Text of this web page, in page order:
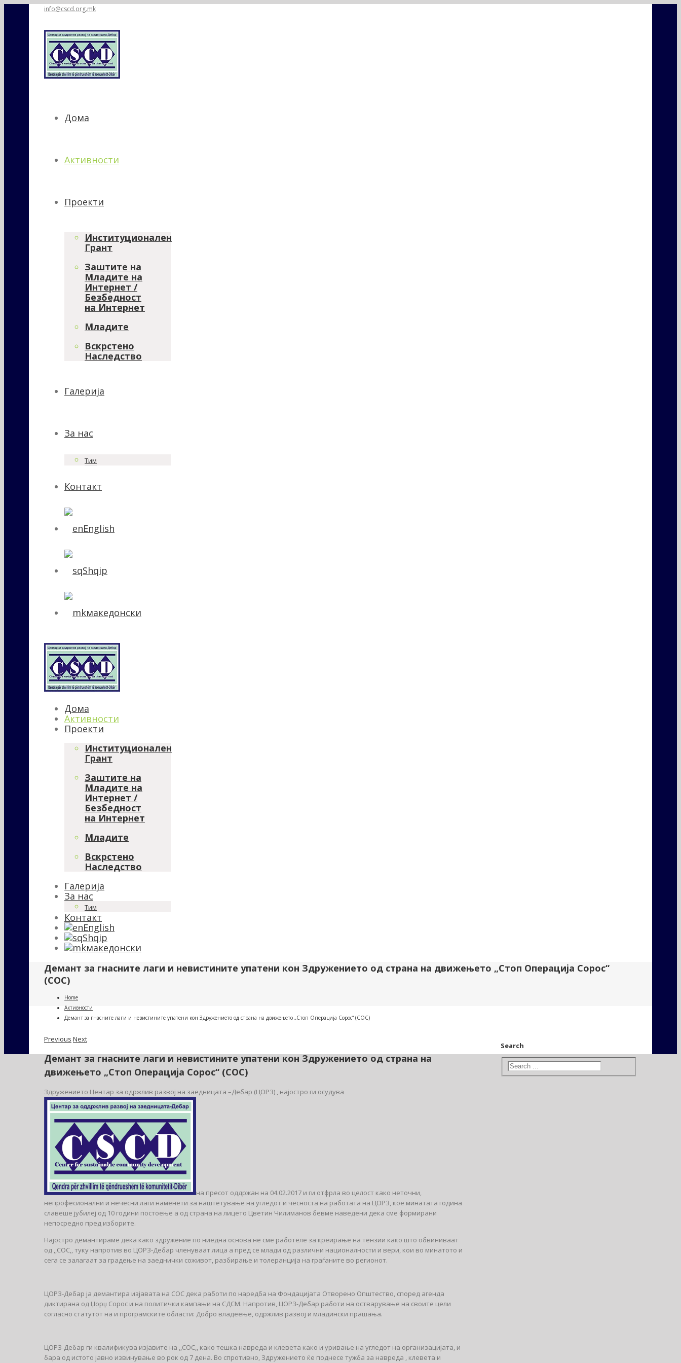
info@cscd.org.mk
Дома
Активности
Проекти
Институционален
Грант
Заштите на
Младите на
Интернет /
Безбедност
на Интернет
Младите
Вскрстено
Наследство
Галерија
За нас
Тим
Контакт
English
Shqip
македонски
Дома
Активности
Проекти
Институционален
Грант
Заштите на
Младите на
Интернет /
Безбедност
на Интернет
Младите
Вскрстено
Наследство
Галерија
За нас
Тим
Контакт
English
Shqip
македонски
Демант за гнасните лаги и невистините упатени кон Здружението од страна на движењето „Стоп Операција Сорос“
(СОС)
Home
Активности
Демант за гнасните лаги и невистините упатени кон Здружението од страна на движењето „Стоп Операција Сорос“ (СОС)
Previous Next
Демант за гнасните лаги и невистините упатени кон Здружението од страна на
движењето „Стоп Операција Сорос“ (СОС)
Здружението Центар за одржлив развој на заедницата –Дебар (ЦОРЗ) , најостро ги осудува
на пресот оддржан на 04.02.2017 и ги отфрла во целост како неточни,
непрофесионални и нечесни лаги наменети за наштетување на угледот и чесноста на работата на ЦОРЗ, кое минатата година
славеше јубилеј од 10 години постоење а од страна на лицето Цветин Чилиманов бевме наведени дека сме формирани
непосредно пред изборите.
Најостро демантираме дека како здружение по ниедна основа не сме работеле за креирање на тензии како што обвиниваат
од ,,СОС,, туку напротив во ЦОРЗ-Дебар членуваат лица а пред се млади од различни националности и вери, кои во минатото и
сега се залагаат за градење на заеднички соживот, разбирање и толеранција на граѓаните во регионот.
ЦОРЗ-Дебар ја демантира изјавата на СОС дека работи по наредба на Фондацијата Отворено Општество, според агенда
диктирана од Џорџ Сорос и на политички кампањи на СДСМ. Напротив, ЦОРЗ-Дебар работи на остварување на своите цели
согласно статутот на и програмските области: Добро владеење, одржлив развој и младински прашања.
ЦОРЗ-Дебар ги квалификува изјавите на ,,СОС,, како тешка навреда и клевета како и уривање на угледот на организацијата, и
бара од истото јавно извинување во рок од 7 дена. Во спротивно, Здружението ќе поднесе тужба за навреда , клевета и
Search